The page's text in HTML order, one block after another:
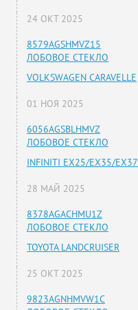
24 ОКТ 2025
8579AGSHMVZ15
ЛОБОВОЕ СТЕКЛО
VOLKSWAGEN CARAVELLE
01 НОЯ 2025
6056AGSBLHMVZ
ЛОБОВОЕ СТЕКЛО
INFINITI EX25/EX35/EX37
28 МАЙ 2025
8378AGACHMU1Z
ЛОБОВОЕ СТЕКЛО
TOYOTA LANDCRUISER
25 ОКТ 2025
9823AGNHMVW1C